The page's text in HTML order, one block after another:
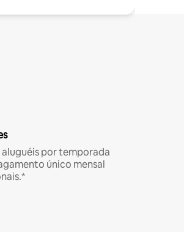
aluguéis por temporada
único mensal